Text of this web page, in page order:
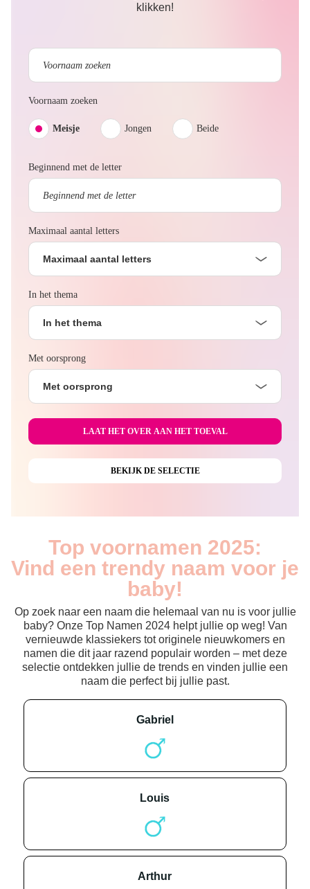
klikken!
Voornaam zoeken
Meisje Jongen Beide
Beginnend met de letter
Maximaal aantal letters
Maximaal aantal letters
In het thema
In het thema
Met oorsprong
Met oorsprong
Top voornamen 2025:
Vind een trendy naam voor je
baby!
Op zoek naar een naam die helemaal van nu is voor jullie
baby? Onze Top Namen 2024 helpt jullie op weg! Van
vernieuwde klassiekers tot originele nieuwkomers en
namen die dit jaar razend populair worden – met deze
selectie ontdekken jullie de trends en vinden jullie een
naam die perfect bij jullie past.
gabriel
louis
arthur